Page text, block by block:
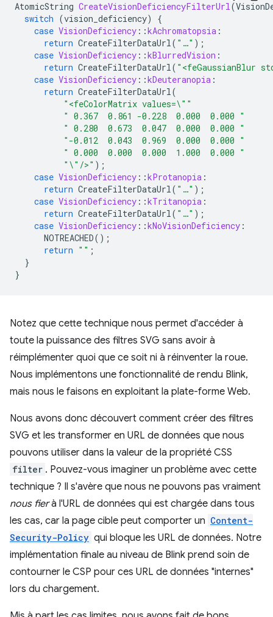
AtomicString CreateVisionDeficiencyFilterUrl(
switch (vision_deficiency)
{
case VisionDeficiency ::kAchromatopsia :
return CreateFilterDataUrl( "…" );
case VisionDeficiency ::kBlurredVision :
return CreateFilterDataUrl( "<feGaussianBlur
case VisionDeficiency ::kDeuteranopia :
return CreateFilterDataUrl(
"<feColorMatrix values=\" "
" 0.367  0.861 -0.228  0.000  0.000 "
" 0.280  0.673  0.047  0.000  0.000 "
"-0.012  0.043  0.969  0.000  0.000 "
" 0.000  0.000  0.000  1.000  0.000 "
" \" />" );
case VisionDeficiency ::kProtanopia :
return CreateFilterDataUrl( "…" );
case VisionDeficiency ::kTritanopia :
return CreateFilterDataUrl( "…" );
case VisionDeficiency ::kNoVisionDeficiency :
NOTREACHED();
return "" ;
}
}
Notez que cette technique nous permet d'accéder à
toute la puissance des filtres SVG sans avoir à
réimplémenter quoi que ce soit ni à réinventer la roue.
Nous implémentons une fonctionnalité de rendu Blink,
mais nous le faisons en exploitant la plate-forme Web.
Nous avons donc découvert comment créer des filtres
SVG et les transformer en URL de données que nous
pouvons utiliser dans la valeur de la propriété CSS
filter . Pouvez-vous imaginer un problème avec cette
technique ? Il s'avère que nous ne pouvons pas vraiment
nous fierà l'URL de données qui est chargée dans tous
les cas, car la page cible peut comporter un Content-
Security-Policy qui bloque les URL de données. Notre
implémentation finale au niveau de Blink prend soin de
contourner le CSP pour ces URL de données "internes"
lors du chargement.